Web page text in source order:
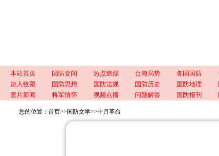
本站首页 国防要闻 热点追踪 台海局势 各国国防
加入收藏
国防思想 国防法规 国防历史 国防地理
图片新闻
将军情怀 视频点播 问题解答 国防报刊
您的位置： 首页>> 国防文学>>十月革命